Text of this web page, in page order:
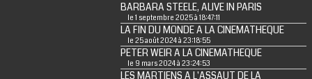
BARBARA STEELE, ALIVE IN PARIS
le 1 septembre 2025 à 18:47:11
LA FIN DU MONDE A LA CINEMATHEQUE
le 25 août 2024 à 23:18:55
PETER WEIR A LA CINEMATHEQUE
le 9 mars 2024 à 23:24:53
LES MARTIENS A L'ASSAUT DE LA